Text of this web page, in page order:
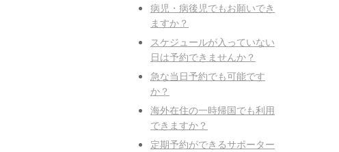
病児・病後児でもお願いでき
ますか？
スケジュールが入っていない
日は予約できませんか？
急な当日予約でも可能です
か？
海外在住の一時帰国でも利用
できますか？
定期予約ができるサポーター